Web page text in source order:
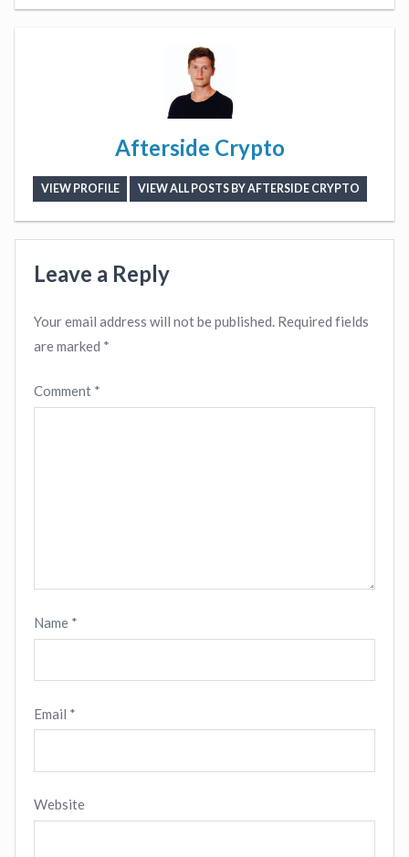
Afterside Crypto
VIEW PROFILE VIEW ALL POSTS BY AFTERSIDE CRYPTO
Leave a Reply
Your email address will not be published. Required fields
are marked *
Comment *
Name *
Email *
Website